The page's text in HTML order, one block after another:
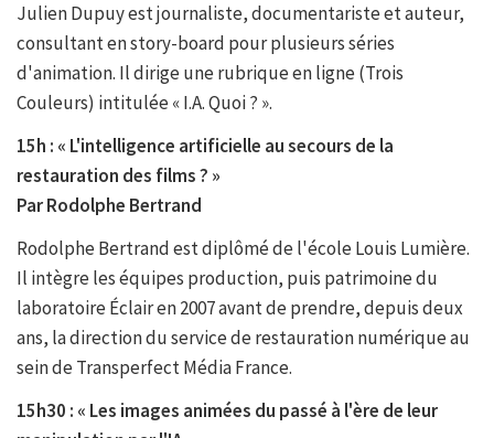
Julien Dupuy est journaliste, documentariste et auteur,
consultant en story-board pour plusieurs séries
d'animation. Il dirige une rubrique en ligne (Trois
Couleurs) intitulée « I.A. Quoi ? ».
15h : « L'intelligence artificielle au secours de la
restauration des films ? »
Par Rodolphe Bertrand
Rodolphe Bertrand est diplômé de l'école Louis Lumière.
Il intègre les équipes production, puis patrimoine du
laboratoire Éclair en 2007 avant de prendre, depuis deux
ans, la direction du service de restauration numérique au
sein de Transperfect Média France.
15h30 : « Les images animées du passé à l'ère de leur